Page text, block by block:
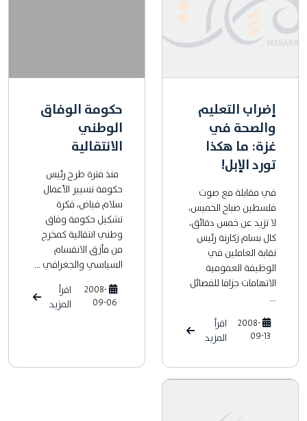
إضراب التعليم
والصحة في
غزة: ما هكذا
تورد الإبل!
في مقابلة مع صوت
فلسطين صباح الخميس،
لا تزيد عن خمس دقائق،
كال بسام زكارنة رئيس
نقابة العاملين في
الوظيفة العمومية
الاتهامات جزافا للفصائل
2008-
09-13
اقرأ
المزيد
حكومة الوفاق
الوطني
الانتقالية
منذ فترة طرح رئيس
حكومة تسيير الأعمال
سلام فياض، فكرة
تشكيل حكومة وفاق
وطني انتقالية كمخرج
من مأزق الانقسام
السياسي والجغرافي ...
2008-
09-06
اقرأ
المزيد